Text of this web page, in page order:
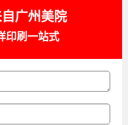
广州美院
印刷一站式